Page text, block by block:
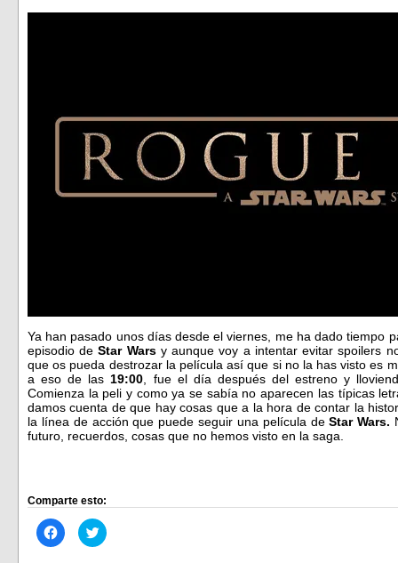
Ya han pasado unos días desde el viernes, me ha dado tiempo
episodio deStar Warsy aunque voy a intentar evitar spoilers
que os pueda destrozar la película así que si no la has visto es
a eso de las 19:00 , fue el día después del estreno y
Comienza la peli y como ya se sabía no aparecen las típicas
damos cuenta de que hay cosas que a la hora de contar la
la línea de acción que puede seguir una película deStar Wars.
futuro, recuerdos, cosas que no hemos visto en la saga.
Comparte esto:
Haz
clic
Haz
clic